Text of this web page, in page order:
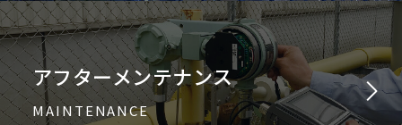
アフターメンテナンス
MAINTENANCE